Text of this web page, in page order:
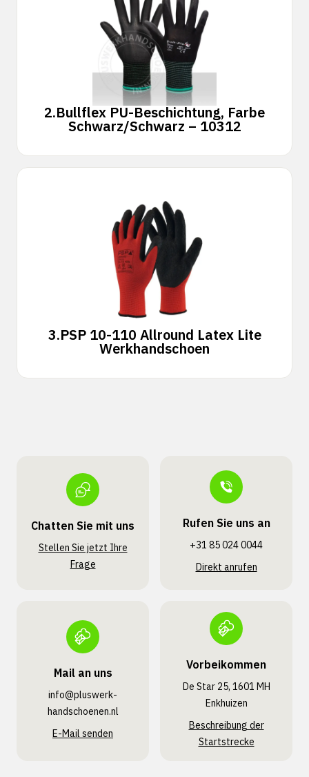
2.Bullflex PU-Beschichtung, Farbe
Schwarz/Schwarz – 10312
3.PSP 10-110 Allround Latex Lite
Werkhandschoen
Chatten Sie mit uns
Stellen Sie jetzt Ihre
Frage
Rufen Sie uns an
+31 85 024 0044
Direkt anrufen
Mail an uns
info@pluswerk­
handschoenen.nl
E-Mail senden
Vorbeikommen
De Star 25, 1601 MH
Enkhuizen
Beschreibung der
Startstrecke